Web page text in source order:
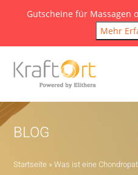
Gutscheine für Massagen
Mehr
BLOG
Startseite »Was ist eine